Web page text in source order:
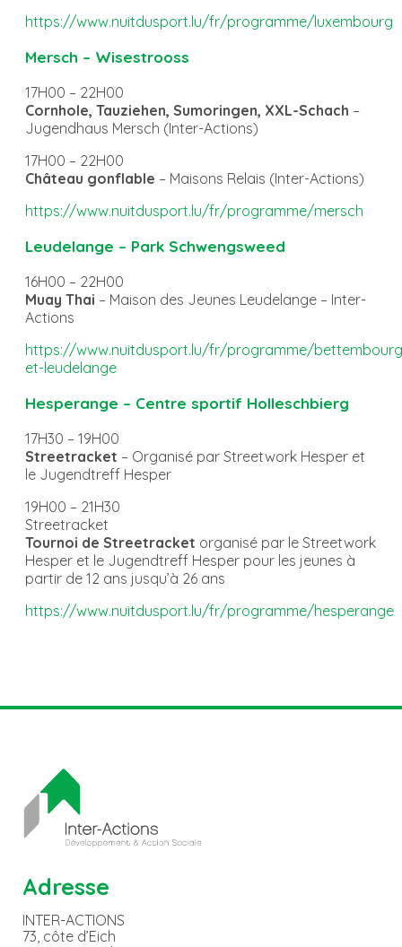
https://www.nuitdusport.lu/fr/programme/luxembourg
Mersch – Wisestrooss
17H00 – 22H00
Cornhole, Tauziehen, Sumoringen, XXL-Schach –
Jugendhaus Mersch (Inter-Actions)
17H00 – 22H00
Château gonflable – Maisons Relais (Inter-Actions)
https://www.nuitdusport.lu/fr/programme/mersch
Leudelange – Park Schwengsweed
16H00 – 22H00
Muay Thai – Maison des Jeunes Leudelange – Inter-
Actions
https://www.nuitdusport.lu/fr/programme/
et-leudelange
Hesperange – Centre sportif Holleschbierg
17H30 – 19H00
Streetracket – Organisé par Streetwork Hesper et
le Jugendtreff Hesper
19H00 – 21H30
Streetracket
Tournoi de Streetracket organisé par le Streetwork
Hesper et le Jugendtreff Hesper pour les jeunes à
partir de 12 ans jusqu’à 26 ans
https://www.nuitdusport.lu/fr/programme/hesperange
Adresse
INTER-ACTIONS
73, côte d’Eich